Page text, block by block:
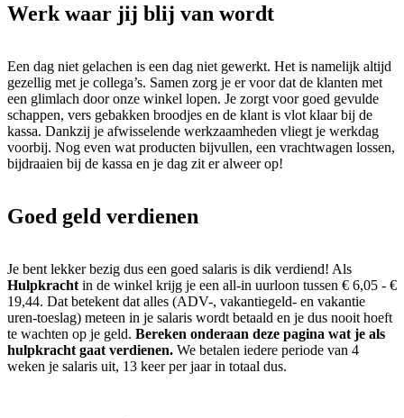
Werk waar jij blij van wordt
Een dag niet gelachen is een dag niet gewerkt. Het is namelijk altijd
gezellig met je collega’s. Samen zorg je er voor dat de klanten met
een glimlach door onze winkel lopen. Je zorgt voor goed gevulde
schappen, vers gebakken broodjes en de klant is vlot klaar bij de
kassa. Dankzij je afwisselende werkzaamheden vliegt je werkdag
voorbij. Nog even wat producten bijvullen, een vrachtwagen lossen,
bijdraaien bij de kassa en je dag zit er alweer op!
Goed geld verdienen
Je bent lekker bezig dus een goed salaris is dik verdiend! Als
Hulpkracht in de winkel krijg je een all-in uurloon tussen € 6,05 - €
19,44. Dat betekent dat alles (ADV-, vakantiegeld- en vakantie
uren-toeslag) meteen in je salaris wordt betaald en je dus nooit hoeft
te wachten op je geld. Bereken onderaan deze pagina wat je als
hulpkracht gaat verdienen. We betalen iedere periode van 4
weken je salaris uit, 13 keer per jaar in totaal dus.